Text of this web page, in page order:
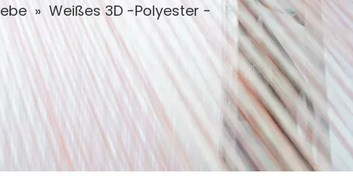
» Weißes 3D -Polyester -